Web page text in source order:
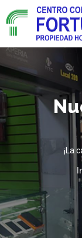
¡La